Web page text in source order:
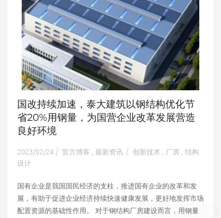
国改持续加速，泰大建筑以钢结构优化节
省20%用钢量，为国营企业改革发展营造
良好环境
2023/02/24 | 官方博客 最新资讯 | 创新技术 厂房 结构
设计
国有企业是我国国民经济的支柱，推进国有企业的改革和发
展，有助于促进企业经济持续快速健康发展，更好地发挥市场
配置资源的基础性作用。 对于钢结构厂房建设而言，用钢量